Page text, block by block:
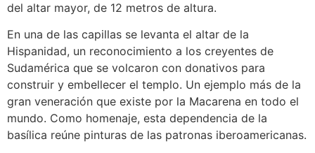
del altar mayor, de 12 metros de altura.
En una de las capillas se levanta el altar de la
Hispanidad, un reconocimiento a los creyentes de
Sudamérica que se volcaron con donativos para
construir y embellecer el templo. Un ejemplo más de la
gran veneración que existe por la Macarena en todo el
mundo. Como homenaje, esta dependencia de la
basílica reúne pinturas de las patronas iberoamericanas.